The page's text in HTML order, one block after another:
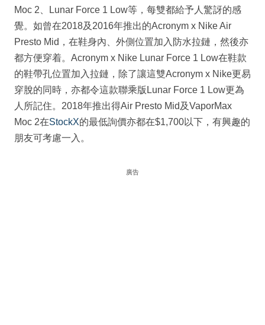
Moc 2、Lunar Force 1 Low等，每雙都給予人驚訝的感
覺。如曾在2018及2016年推出的Acronym x Nike Air
Presto Mid，在鞋身內、外側位置加入防水拉鏈，然後亦
都方便穿着。Acronym x Nike Lunar Force 1 Low在鞋款
的鞋帶孔位置加入拉鏈，除了讓這雙Acronym x Nike更易
穿脫的同時，亦都令這款聯乘版Lunar Force 1 Low更為
人所記住。2018年推出得Air Presto Mid及VaporMax
Moc 2在StockX的最低詢價亦都在$1,700以下，有興趣的
朋友可考慮一入。
廣告